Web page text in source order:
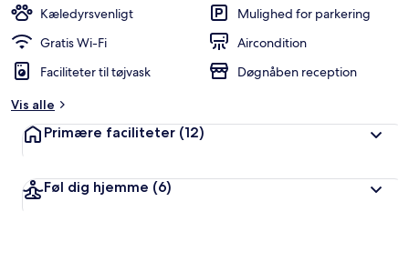
Kæledyrsvenligt
Mulighed for parkering
Gratis Wi-Fi
Aircondition
Faciliteter til tøjvask
Døgnåben reception
Vis alle
Primære faciliteter (12)
Føl dig hjemme (6)